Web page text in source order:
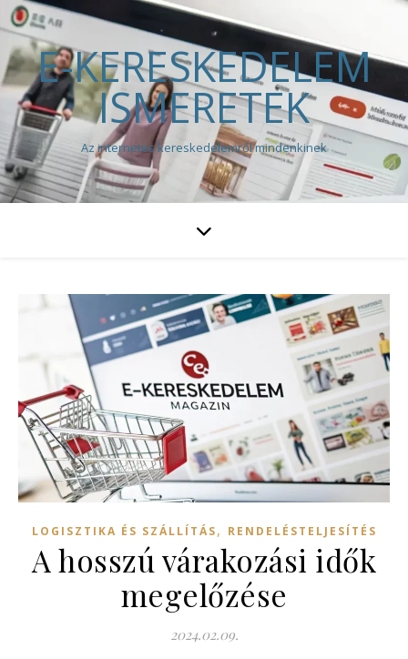
E-KERESKEDELEM
ISMERETEK
Az internetes kereskedelemről mindenkinek
LOGISZTIKA ÉS SZÁLLÍTÁS, RENDELÉSTELJESÍTÉS
A hosszú várakozási idők
megelőzése
2024.02.09.